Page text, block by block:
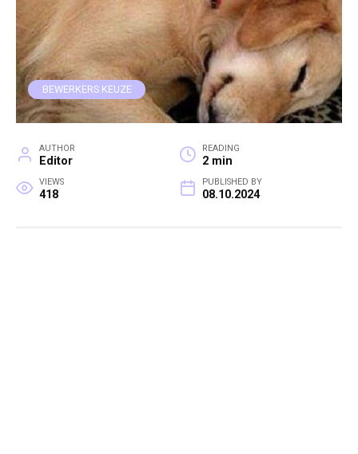
BEWERKERS KEUZE
AUTHOR
Editor
READING
2 min
VIEWS
418
PUBLISHED BY
08.10.2024